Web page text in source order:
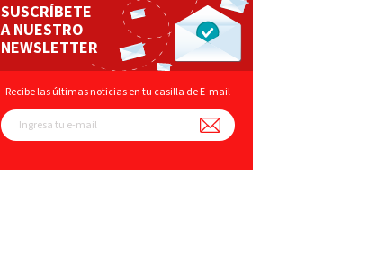
SUSCRÍBETE
A NUESTRO
NEWSLETTER
Recibe las últimas noticias en tu casilla de E-mail